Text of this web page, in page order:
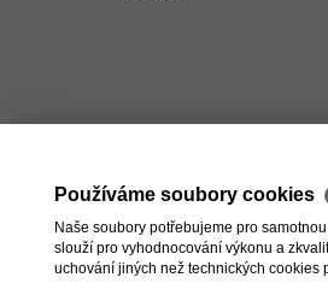
Používáme soubory cookies
Naše soubory potřebujeme pro
slouží pro vyhodnocování výkonu a
uchování jiných než technických cookies